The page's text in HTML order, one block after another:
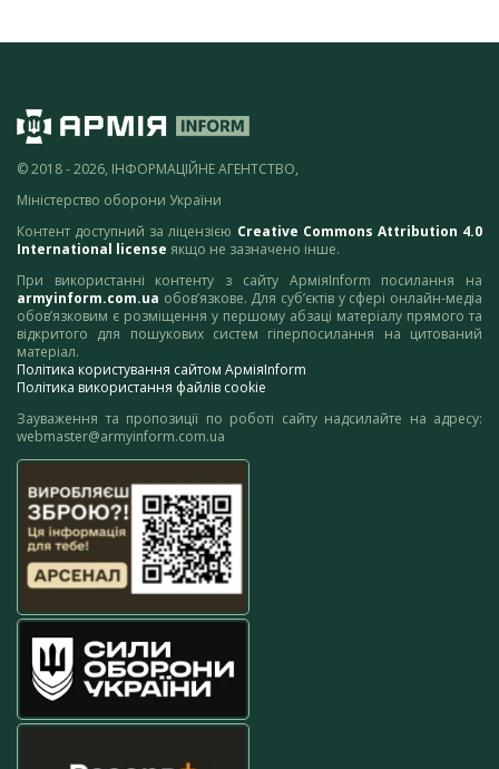
© 2018 - 2026, ІНФОРМАЦІЙНЕ АГЕНТСТВО,
Міністерство оборони України
Контент доступний за ліцензією Creative Commons Attribution 4.0
International license якщо не зазначено інше.
При використанні контенту з сайту АрміяInform посилання на
armyinform.com.ua обов’язкове. Для суб’єктів у сфері онлайн-медіа
обов’язковим є розміщення у першому абзаці матеріалу прямого та
відкритого для пошукових систем гіперпосилання на цитований
матеріал.
Політика користування сайтом АрміяInform
Політика використання файлів cookie
Зауваження та пропозиції по роботі сайту надсилайте на адресу:
webmaster@armyinform.com.ua